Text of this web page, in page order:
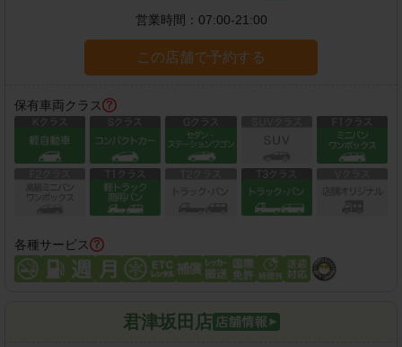
営業時間： 07:00-21:00
この店舗で予約する
保有車両クラス
各種サービス
君津坂田店